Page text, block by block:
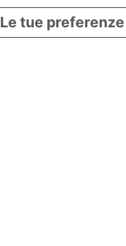
Le tue